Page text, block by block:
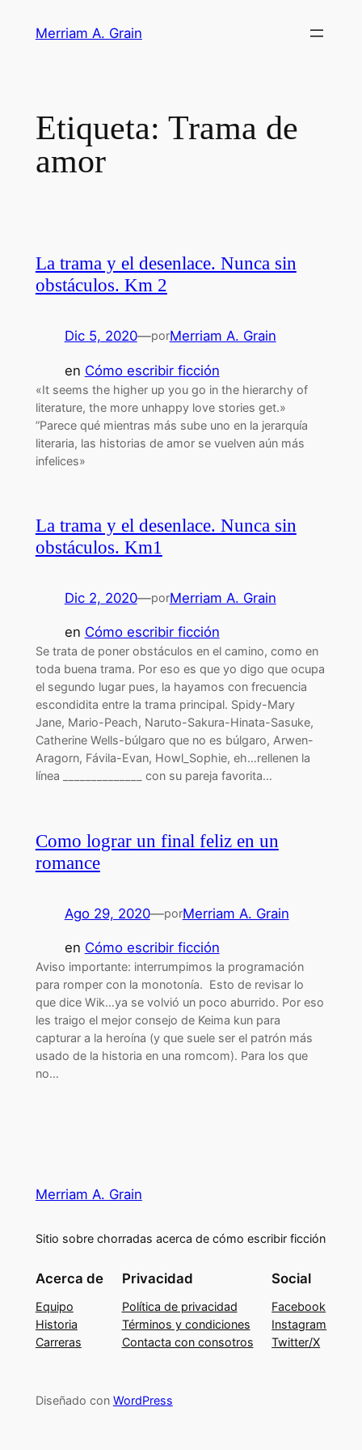
Merriam A. Grain
Etiqueta: Trama de
amor
La trama y el desenlace. Nunca sin
obstáculos. Km 2
Dic 5, 2020—porMerriam A. Grain
en Cómo escribir ficción
«It seems the higher up you go in the hierarchy of
literature, the more unhappy love stories get.»
”Parece qué mientras más sube uno en la jerarquía
literaria, las historias de amor se vuelven aún más
infelices»
La trama y el desenlace. Nunca sin
obstáculos. Km1
Dic 2, 2020—porMerriam A. Grain
en Cómo escribir ficción
Se trata de poner obstáculos en el camino, como en
toda buena trama. Por eso es que yo digo que ocupa
el segundo lugar pues, la hayamos con frecuencia
escondidita entre la trama principal. Spidy-Mary
Jane, Mario-Peach, Naruto-Sakura-Hinata-Sasuke,
Catherine Wells-búlgaro que no es búlgaro, Arwen-
Aragorn, Fávila-Evan, Howl_Sophie, eh…rellenen la
línea ______________ con su pareja favorita…
Como lograr un final feliz en un
romance
Ago 29, 2020—porMerriam A. Grain
en Cómo escribir ficción
Aviso importante: interrumpimos la programación
para romper con la monotonía. Esto de revisar lo
que dice Wik…ya se volvió un poco aburrido. Por eso
les traigo el mejor consejo de Keima kun para
capturar a la heroína (y que suele ser el patrón más
usado de la historia en una romcom). Para los que
no…
Merriam A. Grain
Sitio sobre chorradas acerca de cómo escribir ficción
Acerca de
Equipo
Historia
Carreras
Privacidad
Política de privacidad
Términos y condiciones
Contacta con consotros
Social
Facebook
Instagram
Twitter/X
Diseñado con WordPress